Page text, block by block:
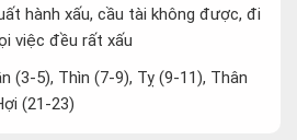
hành xấu, cầu tài không được, đi
việc đều rất xấu
(3-5), Thìn (7-9), Tỵ (9-11), Thân
(21-23)